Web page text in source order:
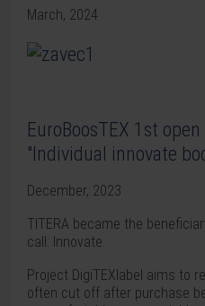
March, 2024
EuroBoosTEX 1st
"Individual innovate
December, 2023
TITERA became the
call: Innovate.
Project DigiTEXlabel aims to
often cut off after purchase